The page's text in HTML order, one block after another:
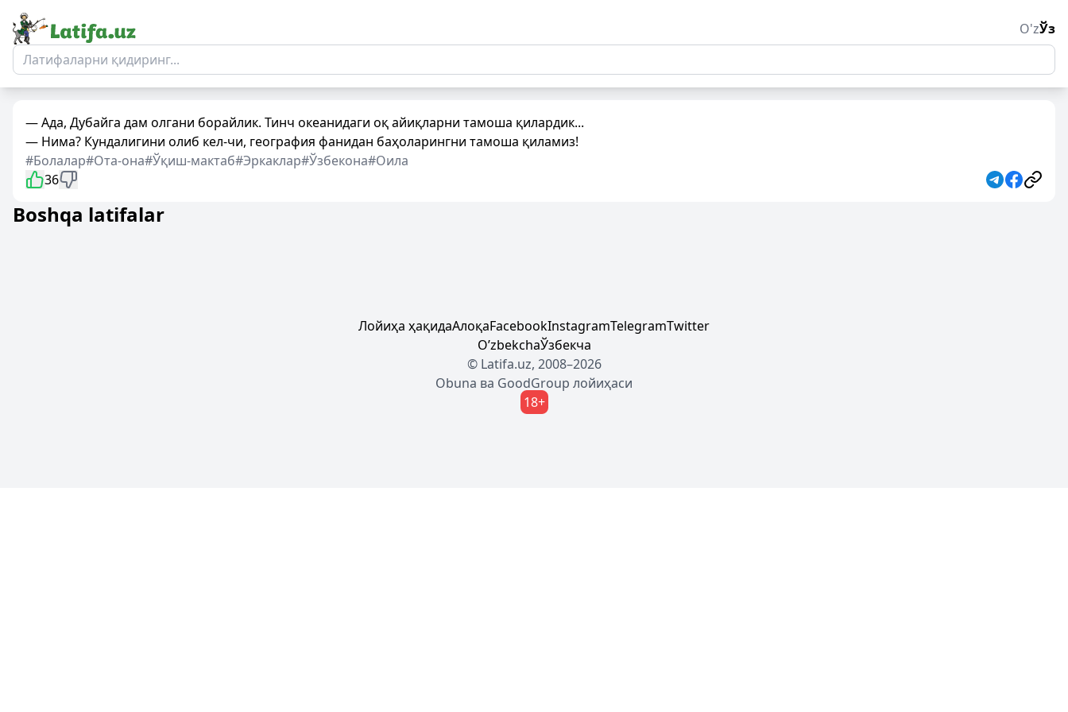
O'zЎз
— Ада, Дубайга дам олгани борайлик. Тинч океанидаги оқ айиқларни тамоша қилардик...
— Нима? Кундалигини олиб кел-чи, география фанидан баҳоларингни тамоша қиламиз!
#Болалар#Ота-она#Ўқиш-мактаб#Эркаклар#Ўзбекона#Оила
36
Boshqa latifalar
Лойиҳа ҳақидаАлоқаFacebookInstagramTelegramTwitter
OʼzbekchaЎзбекча
© Latifa.uz, 2008–2026
Obuna ва GoodGroup лойиҳаси
18+